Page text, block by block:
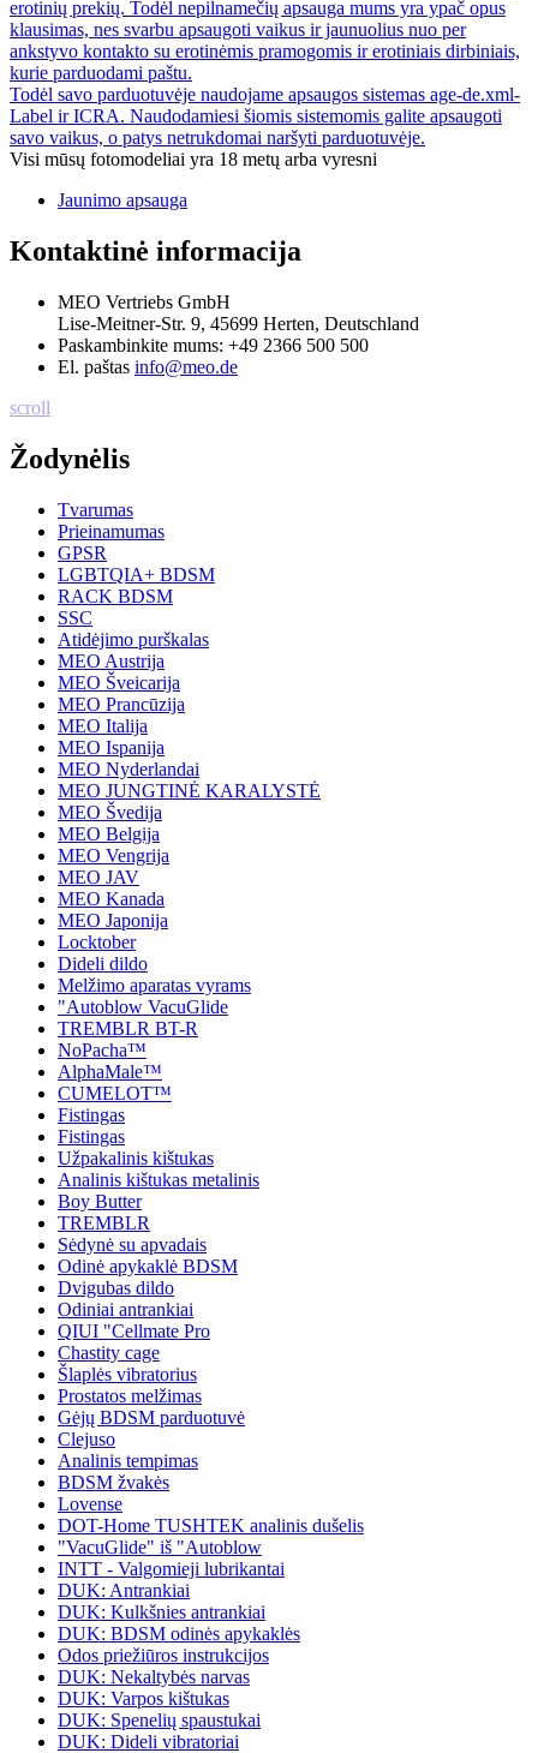
erotinių prekių. Todėl nepilnamečių apsauga mums yra ypač opus
klausimas, nes svarbu apsaugoti vaikus ir jaunuolius nuo per
ankstyvo kontakto su erotinėmis pramogomis ir erotiniais dirbiniais,
kurie parduodami paštu.
Todėl savo parduotuvėje naudojame apsaugos sistemas age-de.xml-
Label ir ICRA. Naudodamiesi šiomis sistemomis galite apsaugoti
savo vaikus, o patys netrukdomai naršyti parduotuvėje.
Visi mūsų fotomodeliai yra 18 metų arba vyresni
Jaunimo apsauga
Kontaktinė informacija
MEO Vertriebs GmbH
Lise-Meitner-Str. 9, 45699 Herten, Deutschland
Paskambinkite mums: +49 2366 500 500
El. paštas info@meo.de
scroll
Žodynėlis
Tvarumas
Prieinamumas
GPSR
LGBTQIA+ BDSM
RACK BDSM
SSC
Atidėjimo purškalas
MEO Austrija
MEO Šveicarija
MEO Prancūzija
MEO Italija
MEO Ispanija
MEO Nyderlandai
MEO JUNGTINĖ KARALYSTĖ
MEO Švedija
MEO Belgija
MEO Vengrija
MEO JAV
MEO Kanada
MEO Japonija
Locktober
Dideli dildo
Melžimo aparatas vyrams
"Autoblow VacuGlide
TREMBLR BT-R
NoPacha™
AlphaMale™
CUMELOT™
Fistingas
Fistingas
Užpakalinis kištukas
Analinis kištukas metalinis
Boy Butter
TREMBLR
Sėdynė su apvadais
Odinė apykaklė BDSM
Dvigubas dildo
Odiniai antrankiai
QIUI "Cellmate Pro
Chastity cage
Šlaplės vibratorius
Prostatos melžimas
Gėjų BDSM parduotuvė
Clejuso
Analinis tempimas
BDSM žvakės
Lovense
DOT-Home TUSHTEK analinis dušelis
"VacuGlide" iš "Autoblow
INTT - Valgomieji lubrikantai
DUK: Antrankiai
DUK: Kulkšnies antrankiai
DUK: BDSM odinės apykaklės
Odos priežiūros instrukcijos
DUK: Nekaltybės narvas
DUK: Varpos kištukas
DUK: Spenelių spaustukai
DUK: Dideli vibratoriai